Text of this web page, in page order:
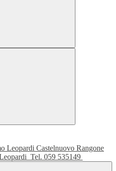
Tel. 059 535149